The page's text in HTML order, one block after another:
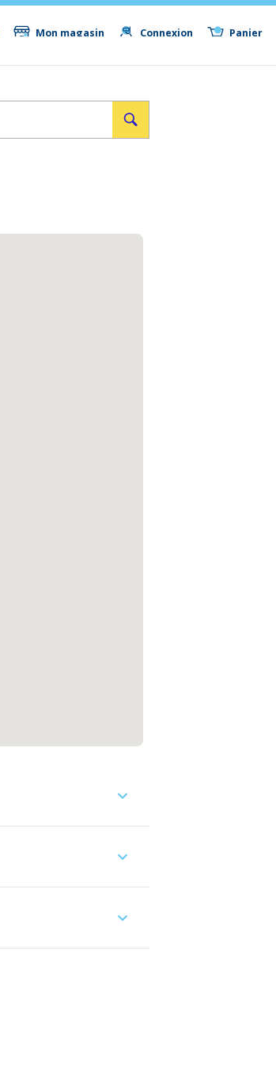
Mon magasin Connexion Panier